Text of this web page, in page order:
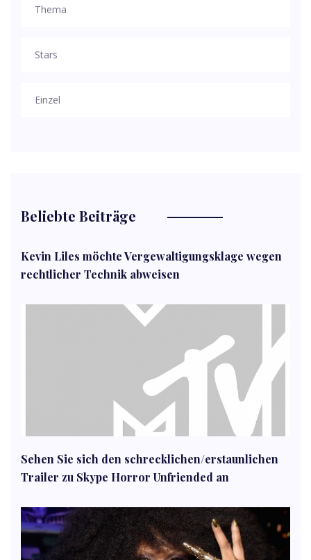
Thema
Stars
Einzel
Beliebte Beiträge
Kevin Liles möchte Vergewaltigungsklage wegen
rechtlicher Technik abweisen
Sehen Sie sich den schrecklichen/erstaunlichen
Trailer zu Skype Horror Unfriended an